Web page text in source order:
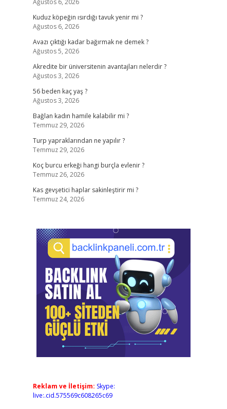
Ağustos 6, 2026
Kuduz köpeğin ısırdığı tavuk yenir mi ?
Ağustos 6, 2026
Avazı çıktığı kadar bağırmak ne demek ?
Ağustos 5, 2026
Akredite bir üniversitenin avantajları nelerdir ?
Ağustos 3, 2026
56 beden kaç yaş ?
Ağustos 3, 2026
Bağlan kadın hamile kalabilir mi ?
Temmuz 29, 2026
Turp yapraklarından ne yapılır ?
Temmuz 29, 2026
Koç burcu erkeği hangi burçla evlenir ?
Temmuz 26, 2026
Kas gevşetici haplar sakinleştirir mi ?
Temmuz 24, 2026
Reklam ve İletişim: Skype:
live:.cid.575569c608265c69